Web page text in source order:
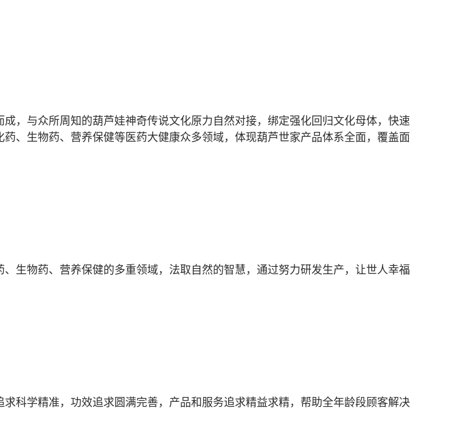
，与众所周知的葫芦娃神奇传说文化原力自然对接，绑定强化回归文化母体，快速
、生物药、营养保健等医药大健康众多领域，体现葫芦世家产品体系全面，覆盖面
生物药、营养保健的多重领域，法取自然的智慧，通过努力研发生产，让世人幸福
科学精准，功效追求圆满完善，产品和服务追求精益求精，帮助全年龄段顾客解决